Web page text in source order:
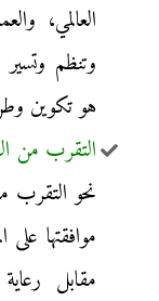
العالمي،
وتنظم
هو تكوين
التقرب من
نحو التقرب
موافقتها
مقابل